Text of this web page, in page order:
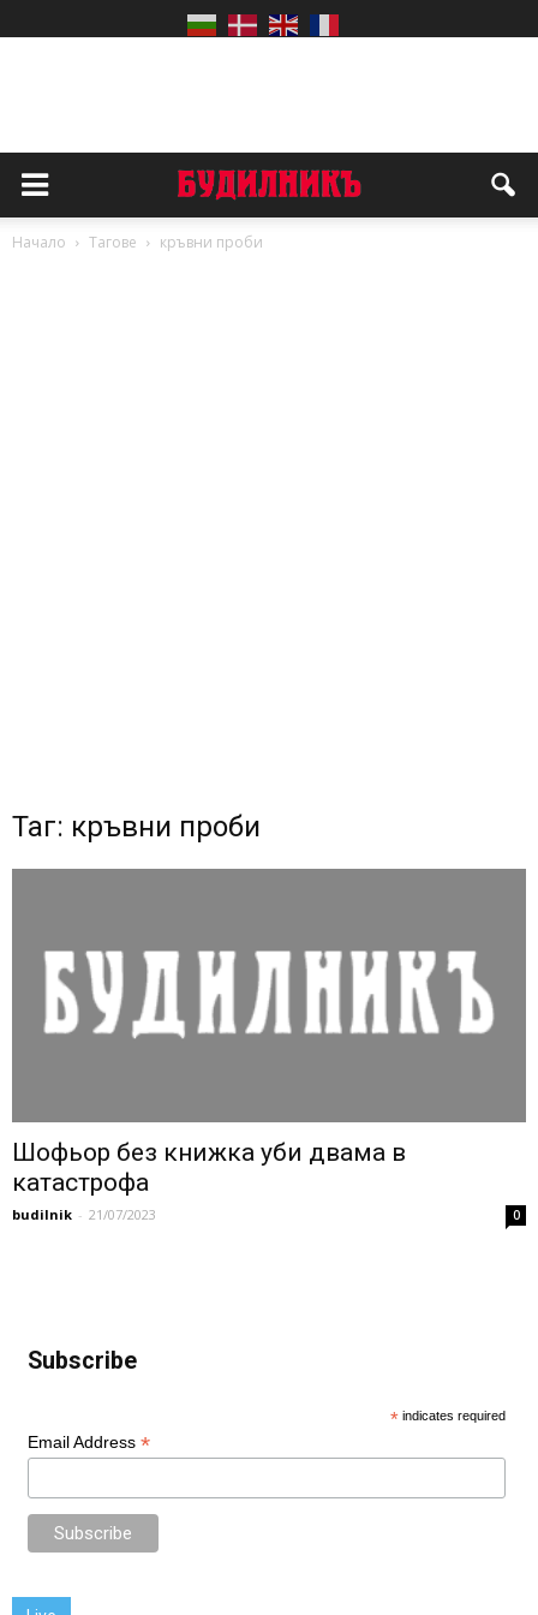
Начало Тагове кръвни проби
Таг: кръвни проби
Шофьор без книжка уби двама в
катастрофа
budilnik - 21/07/2023 0
Subscribe
* indicates required
Email Address *